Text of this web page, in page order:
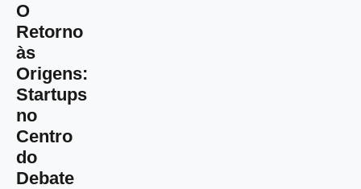
O
Retorno
às
Origens:
Startups
no
Centro
do
Debate